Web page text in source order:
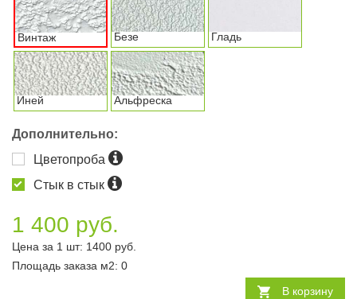
Винтаж Безе Гладь
Иней Альфреска
Дополнительно:
Цветопроба
Стык в стык
1 400 руб.
Цена за 1 шт: 1400 руб.
Площадь заказа м2: 0
В корзину